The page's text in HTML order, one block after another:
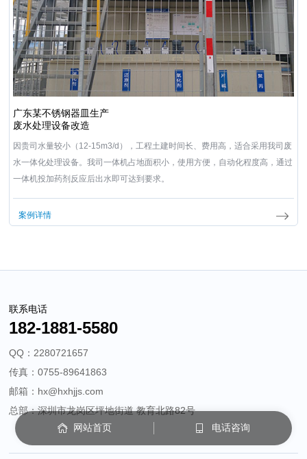
广东某不锈钢器皿生产
废水处理设备改造
因贵司水量较小（12-15m3/d），工程土建时间长、费用高，适合采用我司废
水一体化处理设备。我司一体机占地面积小，使用方便，自动化程度高，通过
一体机投加药剂反应后出水即可达到要求。
案例详情
联系电话
182-1881-5580
QQ：2280721657
传真：0755-89641863
邮箱：hx@hxhjjs.com
总部：深圳市龙岗区坪地街道 教育北路82号
网站首页
电话咨询